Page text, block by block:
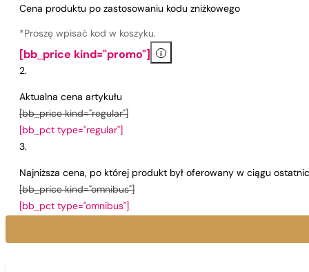
Cena produktu po zastosowaniu kodu zniżkowego
*Proszę wpisać kod w koszyku.
[bb_price kind="promo"] i
Aktualna cena artykułu
[bb_price kind="regular"]
[bb_pct type="regular"]
Najniższa cena, po której produkt był oferowany w ciągu
[bb_price kind="omnibus"]
[bb_pct type="omnibus"]